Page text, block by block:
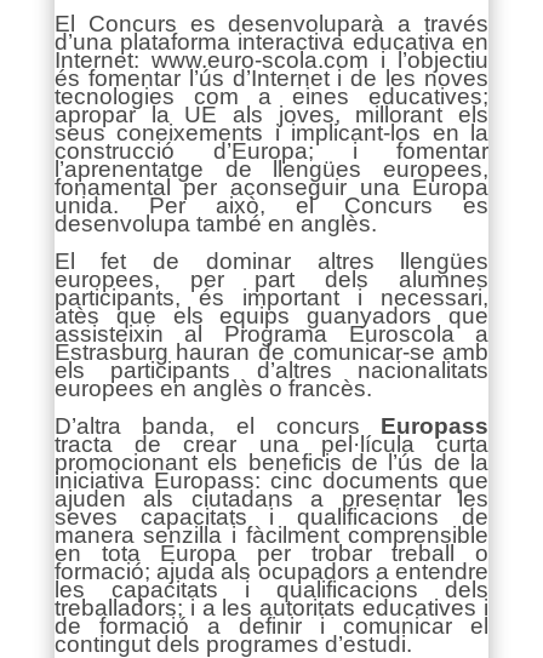
El Concurs es desenvoluparà a través
d’una plataforma interactiva educativa en
Internet: www.euro-scola.com i l’objectiu
és fomentar l’ús d’Internet i de les noves
tecnologies com a eines educatives;
apropar la UE als joves, millorant els
seus coneixements i implicant-los en la
construcció d’Europa; i fomentar
l’aprenentatge de llengües europees,
fonamental per aconseguir una Europa
unida. Per això, el Concurs es
desenvolupa també en anglès.
El fet de dominar altres llengües
europees, per part dels alumnes
participants, és important i necessari,
atès que els equips guanyadors que
assisteixin al Programa Euroscola a
Estrasburg hauran de comunicar-se amb
els participants d’altres nacionalitats
europees en anglès o francès.
D’altra banda, el concurs Europass
tracta de crear una pel·lícula curta
promocionant els beneficis de l’ús de la
iniciativa Europass: cinc documents que
ajuden als ciutadans a presentar les
seves capacitats i qualificacions de
manera senzilla i fàcilment comprensible
en tota Europa per trobar treball o
formació; ajuda als ocupadors a entendre
les capacitats i qualificacions dels
treballadors; i a les autoritats educatives i
de formació a definir i comunicar el
contingut dels programes d’estudi.